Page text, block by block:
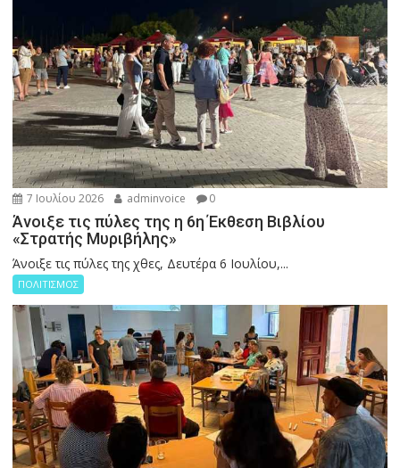
7 Ιουλίου 2026 adminvoice 0
Άνοιξε τις πύλες της η 6η Έκθεση Βιβλίου
«Στρατής Μυριβήλης»
Άνοιξε τις πύλες της χθες, Δευτέρα 6 Ιουλίου,...
ΠΟΛΙΤΙΣΜΟΣ